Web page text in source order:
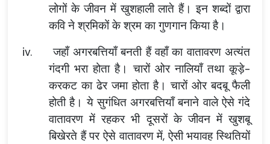
लोगों के जीवन में खुशहाली लाते हैं। इन शब्दों द्वारा
कवि ने श्रमिकों के श्रम का गुणगान किया है।
iv.
जहाँ अगरबत्तियाँ बनती हैं वहाँ का वातावरण अत्यंत
गंदगी भरा होता है। चारों ओर नालियाँ तथा कूड़े-
करकट का ढेर जमा होता है। चारों ओर बदबू फैली
होती है। ये सुगंधित अगरबत्तियाँ बनाने वाले ऐसे गंदे
वातावरण में रहकर भी दूसरों के जीवन में खुशबू
बिखेरते हैं पर ऐसे वातावरण में, ऐसी भयावह स्थितियों